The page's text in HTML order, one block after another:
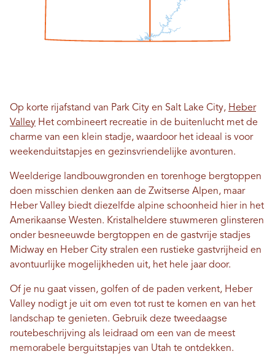
Op korte rijafstand van Park City en Salt Lake City, Heber
Valley Het combineert recreatie in de buitenlucht met de
charme van een klein stadje, waardoor het ideaal is voor
weekenduitstapjes en gezinsvriendelijke avonturen.
Weelderige landbouwgronden en torenhoge bergtoppen
doen misschien denken aan de Zwitserse Alpen, maar
Heber Valley biedt diezelfde alpine schoonheid hier in het
Amerikaanse Westen. Kristalheldere stuwmeren glinsteren
onder besneeuwde bergtoppen en de gastvrije stadjes
Midway en Heber City stralen een rustieke gastvrijheid en
avontuurlijke mogelijkheden uit, het hele jaar door.
Of je nu gaat vissen, golfen of de paden verkent, Heber
Valley nodigt je uit om even tot rust te komen en van het
landschap te genieten. Gebruik deze tweedaagse
routebeschrijving als leidraad om een ​​van de meest
memorabele berguitstapjes van Utah te ontdekken.